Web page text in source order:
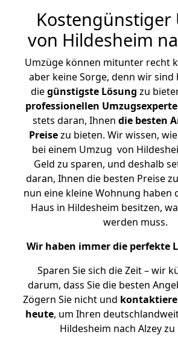
Kostengünstiger
von Hildesheim
Umzüge können mitunter recht
aber keine Sorge, denn wir sind
diegünstigste Lösung zu
professionellen
stets daran, Ihnen die besten
Preisezu bieten. Wir wissen,
bei einem Umzug von
Geld zu sparen, und deshalb
daran, Ihnen die besten Preise
nun eine kleine Wohnung haben
Haus in Hildesheim besitzen,
werden muss.
Wir haben immer die perfekte
Sparen Sie sich die Zeit – wir
darum, dass Sie die besten
Zögern Sie nicht und
heute, um Ihren
Hildesheim nach Alzey zu